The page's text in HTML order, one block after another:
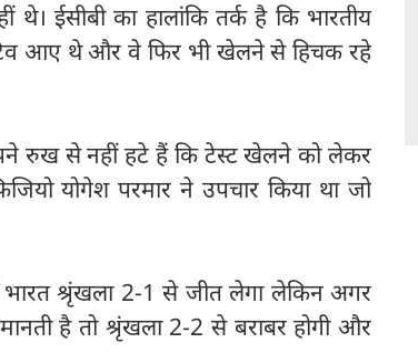
ईसीबी का हालांकि तर्क है कि भारतीय
आए थे और वे फिर भी खेलने से हिचक रहे
रुख से नहीं हटे हैं कि टेस्ट खेलने को लेकर
योगेश परमार ने उपचार किया था जो
भारत श्रृंखला 2-1 से जीत लेगा लेकिन अगर
है तो श्रृंखला 2-2 से बराबर होगी और